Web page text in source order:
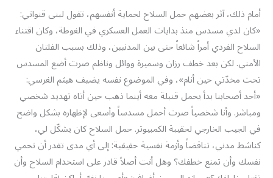
أمام ذلك، آثر بعضهم حمل السلاح لحماية أنفسهم، تقول لبنى قنواتي:
«كان لدي مسدس منذ بدايات العمل العسكري في الغوطة، وكان اقتناء
السلاح الفردي أمراً شائعاً حتى بين المدنيين، وذلك بسبب الفلتان
الأمني. لكن بعد خطف رزان وسميرة ووائل وناظم صرت أضع المسدس
تحت مخدّتي حين أنام»، وفي الموضوع نفسه يضيف هيثم الغرسي:
«أحد أصحابنا بدأ يحمل قنبلة معه أينما ذهب حين أتاه تهديد شخصي
ومباشر. وأنا شخصياً صرت أحمل مسدساً وأسعى لإظهاره بشكل واضح
في الجيب الخارجي لحقيبة الكمبيوتر. حمل السلاح كان يشكّل لي،
كناشط مدني، تناقضاً وأزمة نفسية حقيقية: إلى أي مدى تقدر أن تحمي
نفسك وأن تمنع خطفك؟ وهل أنت أصلاً قادر على استخدام السلاح وأن